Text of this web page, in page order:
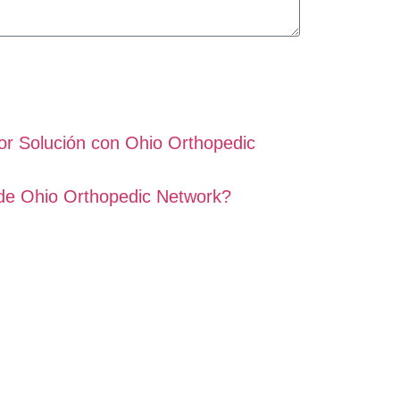
Solución con Ohio Orthopedic
Ohio Orthopedic Network?